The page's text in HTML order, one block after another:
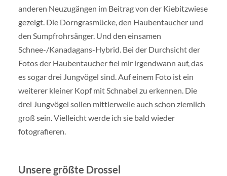
anderen Neuzugängen im Beitrag von der Kiebitzwiese
gezeigt. Die Dorngrasmücke, den Haubentaucher und
den Sumpfrohrsänger. Und den einsamen
Schnee-/Kanadagans-Hybrid. Bei der Durchsicht der
Fotos der Haubentaucher fiel mir irgendwann auf, das
es sogar drei Jungvögel sind. Auf einem Foto ist ein
weiterer kleiner Kopf mit Schnabel zu erkennen. Die
drei Jungvögel sollen mittlerweile auch schon ziemlich
groß sein. Vielleicht werde ich sie bald wieder
fotografieren.
Unsere größte Drossel